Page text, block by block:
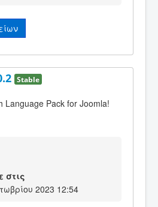
Stable
Language Pack for Joomla!
στις
2023 12:54